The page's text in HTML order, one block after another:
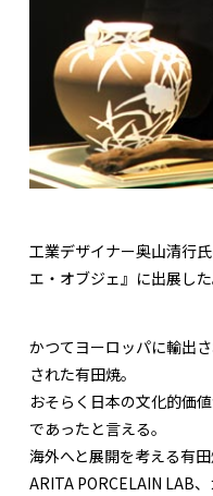
工業デザイナー奥山清行
エ・オブジェ』に出展し
かつてヨーロッパに輸出
された有田焼。
おそらく日本の文化的価
であったと言える。
海外へと展開を考える有
ARITA PORCELAIN LAB